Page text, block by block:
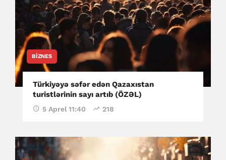
BIZNES
Türkiyəyə səfər edən Qazaxıstan
turistlərinin sayı artıb (ÖZƏL)
5 Aprel 11:40 218